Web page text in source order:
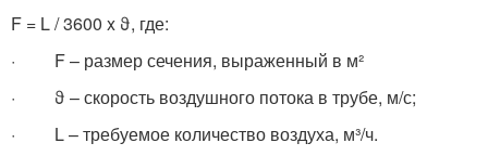
F = L / 3600 x ϑ, где:
· F – размер сечения, выраженный в м²
· ϑ – скорость воздушного потока в трубе, м/с;
· L – требуемое количество воздуха, м³/ч.